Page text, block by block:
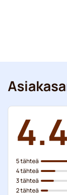
4.4
5 tähteä
4 tähteä
3 tähteä
2 tähteä